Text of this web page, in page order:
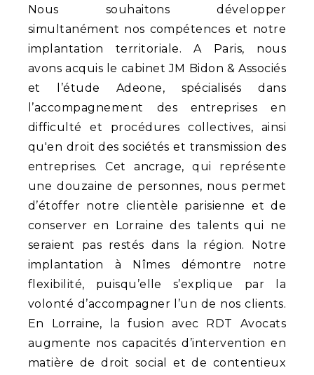
Nous souhaitons développer
simultanément nos compétences et notre
implantation territoriale. A Paris, nous
avons acquis le cabinet JM Bidon & Associés
et l’étude Adeone, spécialisés dans
l’accompagnement des entreprises en
difficulté et procédures collectives, ainsi
qu'en droit des sociétés et transmission des
entreprises. Cet ancrage, qui représente
une douzaine de personnes, nous permet
d’étoffer notre clientèle parisienne et de
conserver en Lorraine des talents qui ne
seraient pas restés dans la région. Notre
implantation à Nîmes démontre notre
flexibilité, puisqu’elle s’explique par la
volonté d’accompagner l’un de nos clients.
En Lorraine, la fusion avec RDT Avocats
augmente nos capacités d’intervention en
matière de droit social et de contentieux